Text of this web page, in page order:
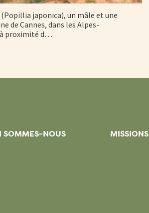
(Popillia japonica), un mâle et une
de Cannes, dans les Alpes-
à proximité d…
SOMMES-NOUS MISSIONS